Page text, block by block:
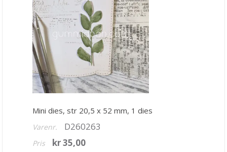
Kort & Scrapbooking
Mønsterpapir
Kartong 12x12 inch
Motiv til kortlaging
Spesial Papir
Stæsj & pynt
Stempler
Blekk, maling & tusj
Mini dies, str 20,5 x 52 mm, 1 dies
Varenr. D260263
Pris kr 35,00